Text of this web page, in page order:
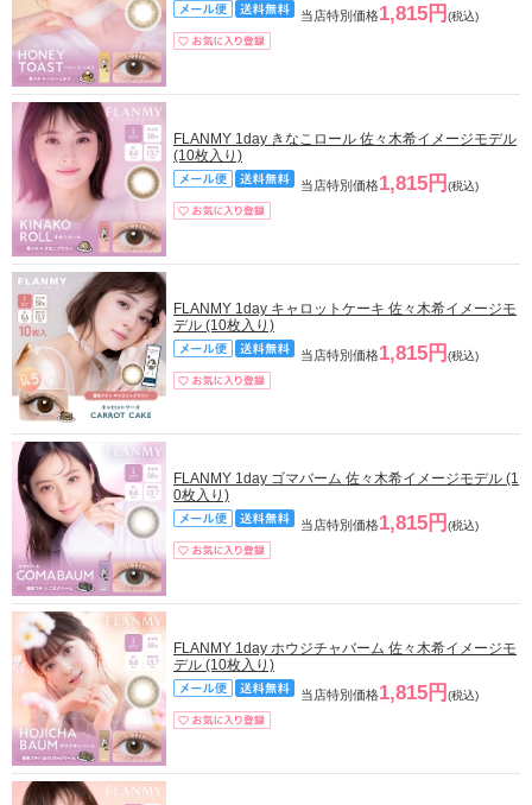
当店特別価格1,815円 (税込)
FLANMY 1day きなこロール 佐々木希イメージモデル
(10枚入り)
当店特別価格1,815円 (税込)
FLANMY 1day キャロットケーキ 佐々木希イメージモ
デル (10枚入り)
当店特別価格1,815円 (税込)
FLANMY 1day ゴマバーム 佐々木希イメージモデル (1
0枚入り)
当店特別価格1,815円 (税込)
FLANMY 1day ホウジチャバーム 佐々木希イメージモ
デル (10枚入り)
当店特別価格1,815円 (税込)